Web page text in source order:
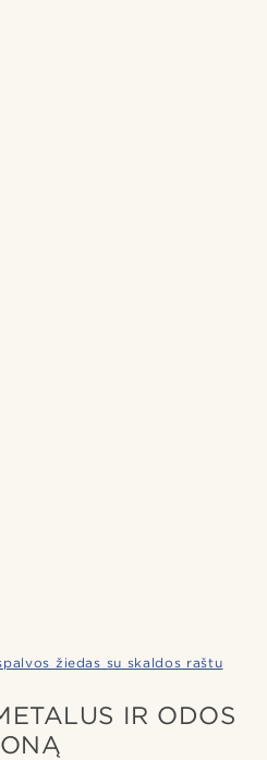
žiedas su skaldos raštu
IR ODOS